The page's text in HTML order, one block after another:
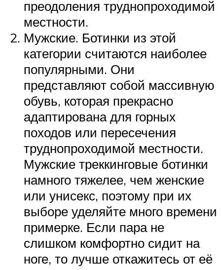
преодоления труднопроходимой
местности.
Мужские. Ботинки из этой
категории считаются наиболее
популярными. Они
представляют собой массивную
обувь, которая прекрасно
адаптирована для горных
походов или пересечения
труднопроходимой местности.
Мужские треккинговые ботинки
намного тяжелее, чем женские
или унисекс, поэтому при их
выборе уделяйте много времени
примерке. Если пара не
слишком комфортно сидит на
ноге, то лучше откажитесь от её